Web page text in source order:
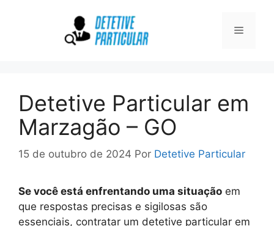
Menu
Detetive Particular em
Marzagão – GO
15 de outubro de 2024 Por Detetive Particular
Se você está enfrentando uma situação em
que respostas precisas e sigilosas são
essenciais, contratar um detetive particular em